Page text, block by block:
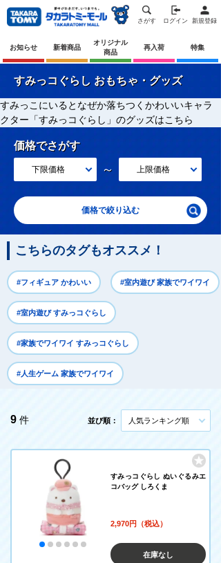
さがす ログイン 新規登録
お知らせ 新着商品
オリジナル
商品
再入荷 特集
すみっコぐらし おもちゃ・グッズ
すみっこにいるとなぜか落ちつくかわいいキャラ
クター「すみっコぐらし」のグッズはこちら
価格でさがす
下限価格 ～ 上限価格
価格で絞り込む
こちらのタグもオススメ！
#フィギュア かわいい #室内遊び 家族でワイワイ
#室内遊び すみっコぐらし
#家族でワイワイ すみっコぐらし
#人生ゲーム 家族でワイワイ
9 件 並び順： 人気ランキング順
すみっコぐらし ぬいぐるみエ
コバッグ しろくま
2,970円（税込）
在庫なし